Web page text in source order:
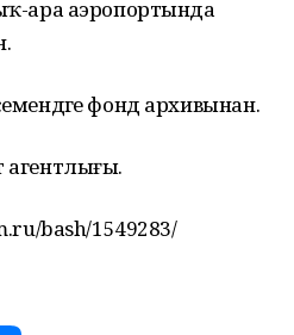
ара аэропортында
фонд архивынан.
агентлығы.
bash/1549283/